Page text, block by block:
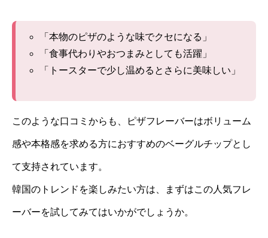
「本物のピザのような味でクセになる」
「食事代わりやおつまみとしても活躍」
「トースターで少し温めるとさらに美味しい」
このような口コミからも、ピザフレーバーはボリューム
感や本格感を求める方におすすめのベーグルチップとし
て支持されています。
韓国のトレンドを楽しみたい方は、まずはこの人気フレ
ーバーを試してみてはいかがでしょうか。